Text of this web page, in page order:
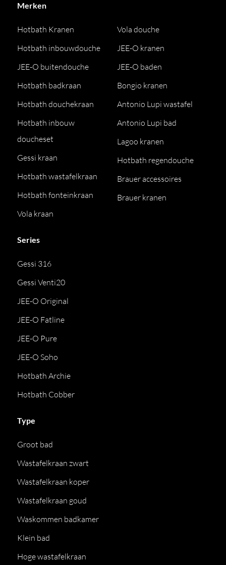
Merken
Hotbath Kranen
Hotbath inbouwdouche
JEE-O buitendouche
Hotbath badkraan
Hotbath douchekraan
Hotbath inbouw
doucheset
Gessi kraan
Hotbath wastafelkraan
Hotbath fonteinkraan
Vola kraan
Vola douche
JEE-O kranen
JEE-O baden
Bongio kranen
Antonio Lupi wastafel
Antonio Lupi bad
Lagoo kranen
Hotbath regendouche
Brauer accessoires
Brauer kranen
Series
Gessi 316
Gessi Venti20
JEE-O Original
JEE-O Fatline
JEE-O Pure
JEE-O Soho
Hotbath Archie
Hotbath Cobber
Type
Groot bad
Wastafelkraan zwart
Wastafelkraan koper
Wastafelkraan goud
Waskommen badkamer
Klein bad
Hoge wastafelkraan